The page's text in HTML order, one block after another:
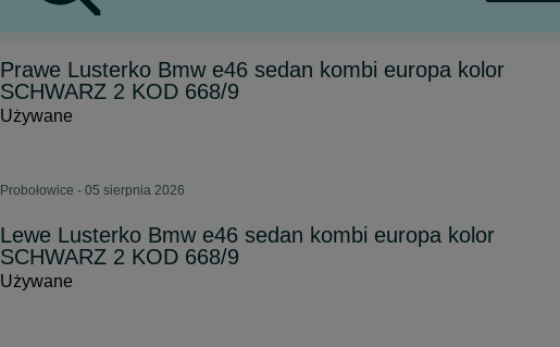
Prawe Lusterko Bmw e46 sedan kombi europa kolor
SCHWARZ 2 KOD 668/9
Używane
Probołowice - 05 sierpnia 2026
Lewe Lusterko Bmw e46 sedan kombi europa kolor
SCHWARZ 2 KOD 668/9
Używane